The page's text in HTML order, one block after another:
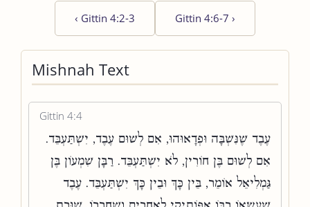
‹ Gittin 4:2-3 Gittin 4:6-7 ›
Mishnah Text
Gittin 4:4
עֶבֶד שֶׁנִּשְׁבָּה וּפְדָאוּהוּ, אִם לְשׁוּם עֶבֶד, יִשְׁתַּעְבֵּד.
אִם לְשׁוּם בֶּן חוֹרִין, לֹא יִשְׁתַּעְבֵּד. רַבָּן שִׁמְעוֹן בֶּן
גַּמְלִיאֵל אוֹמֵר, בֵּין כָּךְ וּבֵין כָּךְ יִשְׁתַּעְבֵּד. עֶבֶד